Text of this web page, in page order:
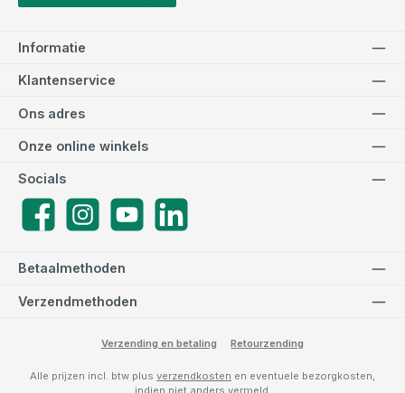
Informatie
Klantenservice
Betaalmethoden
Verzendmethoden
Ons adres
Socials
FacebookInstagramYouTube
Onze online winkels
Verzending en betaling Retourzending
Alle prijzen incl. btw plus verzendkosten en eventuele bezorgkosten,
indien niet anders vermeld.